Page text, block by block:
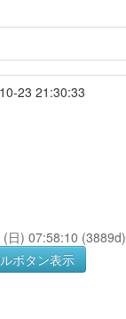
23 21:30:33
日) 07:58:10 (3889d)
ボタン表示